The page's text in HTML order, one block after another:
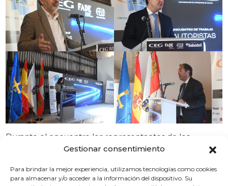
Gestionar consentimiento
Para brindar la mejor experiencia, utilizamos tecnologías como cookies
para almacenar y/o acceder a la información del dispositivo. Su
Durante el encuentro los representantes de los
gobiernos de Asturias, Castilla y León y Galicia han
procedimiento de infracción INFR(2021)4052 incoado
por la Comisión Europea contra el Reino de España en